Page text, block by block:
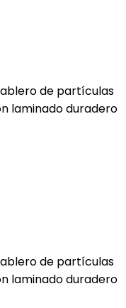
de partículas
laminado duradero
de partículas
laminado duradero